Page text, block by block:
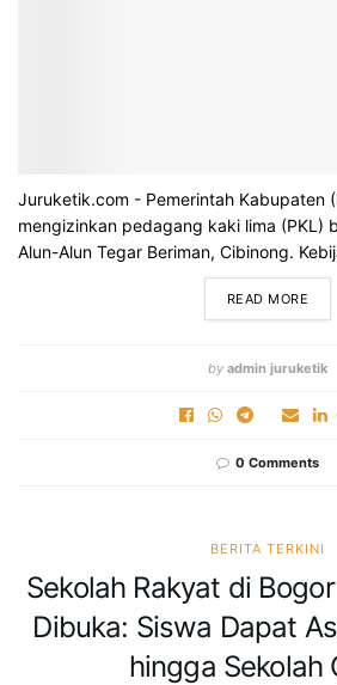
Juruketik.com - Pemerintah Kabupaten
mengizinkan pedagang kaki lima (PKL)
Alun-Alun Tegar Beriman, Cibinong.
READ MORE
by admin juruketik
0 Comments
BERITA TERKINI
Sekolah Rakyat di
Dibuka: Siswa Dapat
hingga Sekolah